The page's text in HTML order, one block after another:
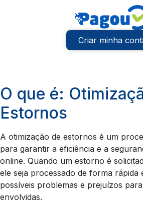
Criar minha
O que é:
Estornos
A otimização de estornos é um
para garantir a eficiência e a
online. Quando um estorno é
ele seja processado de forma rápida
possíveis problemas e prejuízos
envolvidas.